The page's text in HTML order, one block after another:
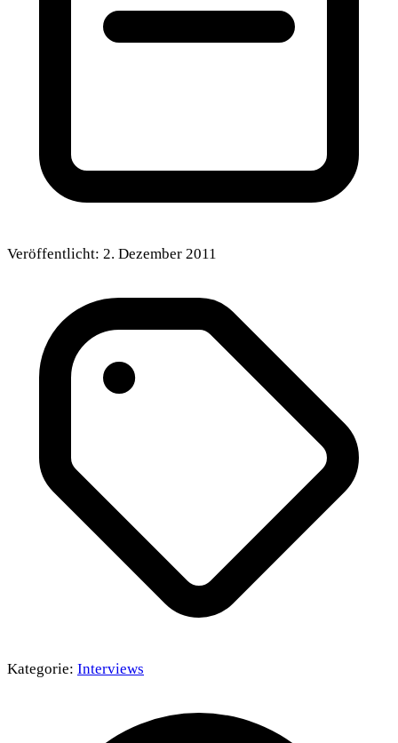
Veröffentlicht: 2. Dezember 2011
Kategorie: Interviews